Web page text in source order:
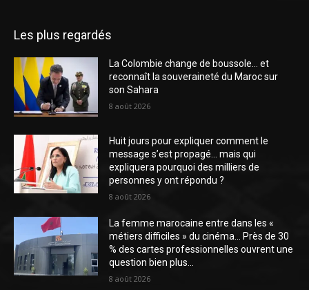
Les plus regardés
La Colombie change de boussole… et
reconnaît la souveraineté du Maroc sur
son Sahara
8 août 2026
Huit jours pour expliquer comment le
message s’est propagé… mais qui
expliquera pourquoi des milliers de
personnes y ont répondu ?
8 août 2026
La femme marocaine entre dans les «
métiers difficiles » du cinéma… Près de 30
% des cartes professionnelles ouvrent une
question bien plus...
8 août 2026